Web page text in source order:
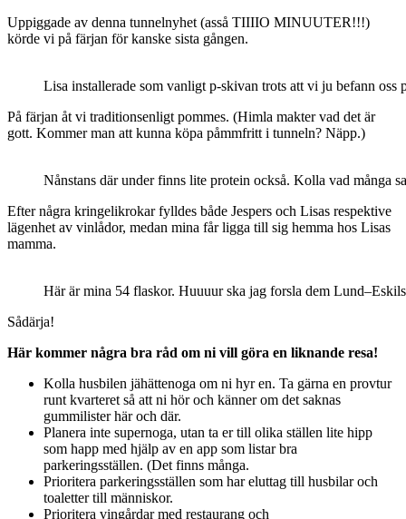
Uppiggade av denna tunnelnyhet (asså TIIIIO MINUUTER!!!)
körde vi på färjan för kanske sista gången.
Lisa installerade som vanligt p-skivan trots att vi ju befann
På färjan åt vi traditionsenligt pommes. (Himla makter vad det är
gott. Kommer man att kunna köpa påmmfritt i tunneln? Näpp.)
Nånstans där under finns lite protein också. Kolla vad många
Efter några kringelikrokar fylldes både Jespers och Lisas respektive
lägenhet av vinlådor, medan mina får ligga till sig hemma hos Lisas
mamma.
Här är mina 54 flaskor. Huuuur ska jag forsla dem
Sådärja!
Här kommer några bra råd om ni vill göra en liknande resa!
Kolla husbilen jähättenoga om ni hyr en. Ta gärna en provtur
runt kvarteret så att ni hör och känner om det saknas
gummilister här och där.
Planera inte supernoga, utan ta er till olika ställen lite hipp
som happ med hjälp av en app som listar bra
parkeringsställen. (Det finns många.
Prioritera parkeringsställen som har eluttag till husbilar och
toaletter till människor.
Prioritera vingårdar med restaurang och